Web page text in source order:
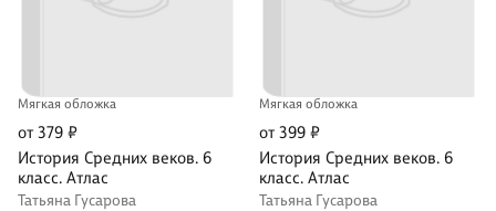
Мягкая обложка
от 379 ₽
История Средних веков. 6
класс. Атлас
Татьяна Гусарова
Мягкая обложка
от 399 ₽
История Средних веков. 6
класс. Атлас
Татьяна Гусарова